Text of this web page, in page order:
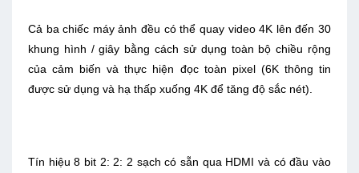
Cả ba chiếc máy ảnh đều có thể quay video 4K lên đến 30
khung hình / giây bằng cách sử dụng toàn bộ chiều rộng
của cảm biến và thực hiện đọc toàn pixel (6K thông tin
được sử dụng và hạ thấp xuống 4K để tăng độ sắc nét).
Tín hiệu 8 bit 2: 2: 2 sạch có sẵn qua HDMI và có đầu vào